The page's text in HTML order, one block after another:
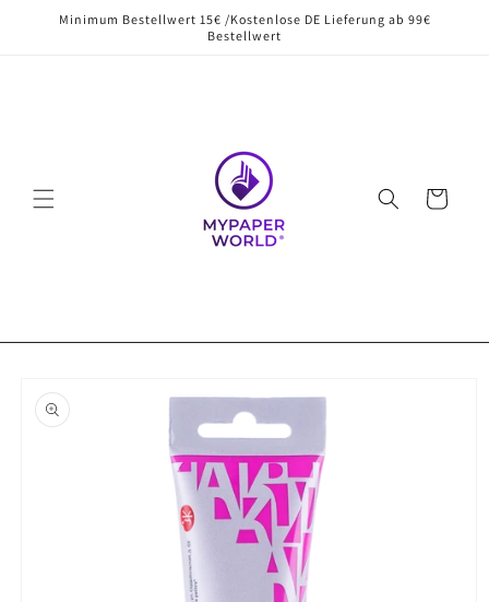
zumMinimum Bestellwert 15€ /Kostenlose DE Lieferung ab 99€
Bestellwert
Warenkorb